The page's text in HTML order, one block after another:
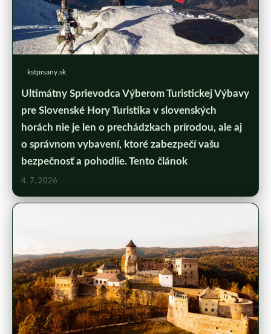
kstprsany.sk
Ultimátny Sprievodca Výberom Turistickej Výbavy
pre Slovenské Hory Turistika v slovenských
horách nie je len o prechádzkach prírodou, ale aj
o správnom vybavení, ktoré zabezpečí vašu
bezpečnosť a pohodlie. Tento článok
4. 7. 2026